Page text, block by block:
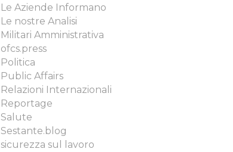
Le Aziende Informano
Le nostre Analisi
Militari Amministrativa
ofcs.press
Politica
Public Affairs
Relazioni Internazionali
Reportage
Salute
Sestante.blog
sicurezza sul lavoro